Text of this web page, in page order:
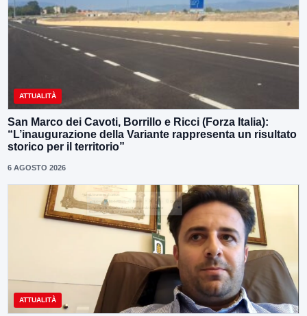
ATTUALITÀ
San Marco dei Cavoti, Borrillo e Ricci (Forza Italia):
“L’inaugurazione della Variante rappresenta un risultato
storico per il territorio”
6 AGOSTO 2026
ATTUALITÀ